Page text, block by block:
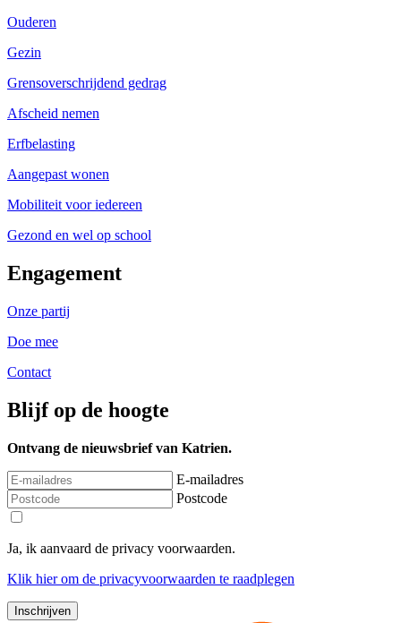
Ouderen
Gezin
Grensoverschrijdend gedrag
Afscheid nemen
Erfbelasting
Aangepast wonen
Mobiliteit voor iedereen
Gezond en wel op school
Engagement
Onze partij
Doe mee
Contact
Blijf op de hoogte
Ontvang de nieuwsbrief van Katrien.
E-mailadres
Postcode
Ja, ik aanvaard de privacy voorwaarden.
Klik hierom de privacyvoorwaarden te raadplegen